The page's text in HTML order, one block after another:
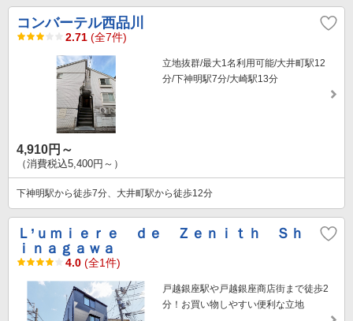
コンバーテル西品川
2.71 (全7件)
立地抜群/最大1名利用可能/大井町駅12
分/下神明駅7分/大崎駅13分
4,910円～
（消費税込5,400円～）
下神明駅から徒歩7分、大井町駅から徒歩12分
Ｌ’ｕｍｉｅｒｅ ｄｅ Ｚｅｎｉｔｈ Ｓｈ
ｉｎａｇａｗａ
4.0 (全1件)
戸越銀座駅や戸越銀座商店街まで徒歩2
分！お買い物しやすい便利な立地